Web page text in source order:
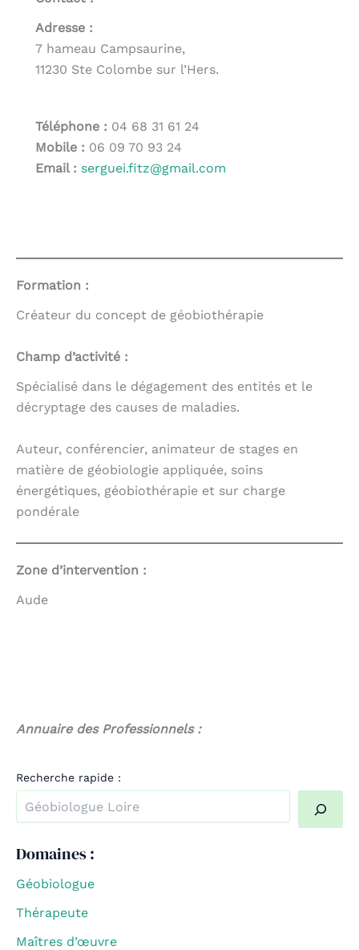
Annuaire des Professionnels :
Recherche rapide :
Domaines :
Géobiologue
Thérapeute
Maîtres d’œuvre
Adresse :
7 hameau Campsaurine,
11230 Ste Colombe sur l’Hers.
Téléphone : 04 68 31 61 24
Mobile : 06 09 70 93 24
Email : serguei.fitz@gmail.com
Formation :
Créateur du concept de géobiothérapie
Champ d’activité :
Spécialisé dans le dégagement des entités et le
décryptage des causes de maladies.
Auteur, conférencier, animateur de stages en
matière de géobiologie appliquée, soins
énergétiques, géobiothérapie et sur charge
pondérale
Zone d’intervention :
Aude